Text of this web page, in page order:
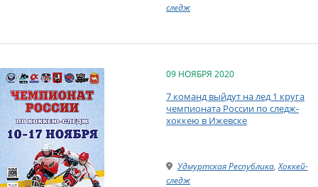
следж
09 НОЯБРЯ 2020
7 команд выйдут на лед 1 круга
чемпионата России по следж-
хоккею в Ижевске
Удмуртская Республика,Хоккей-
следж